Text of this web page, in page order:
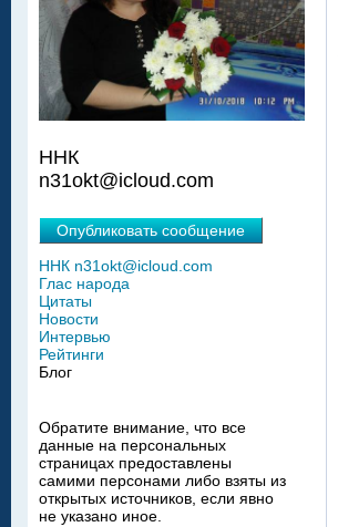
ННК
n31okt@icloud.com
Опубликовать сообщение
ННК n31okt@icloud.com
Глас народа
Цитаты
Новости
Интервью
Рейтинги
Блог
Обратите внимание, что все
данные на персональных
страницах предоставлены
самими персонами либо взяты из
открытых источников, если явно
не указано иное.